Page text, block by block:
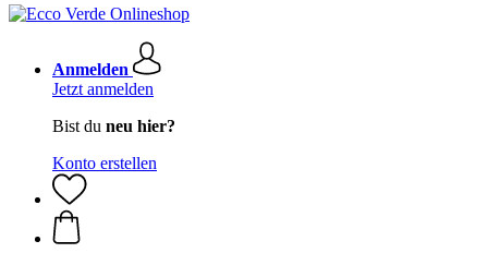
Anmelden
Jetzt anmelden
Bist du neu hier?
Konto erstellen